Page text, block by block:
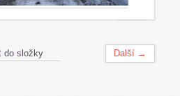
Další →
do složky